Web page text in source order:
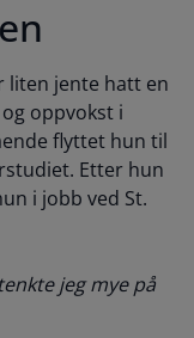
liten jente hatt en
oppvokst i
flyttet hun til
Etter hun
i jobb ved St.
jeg mye på